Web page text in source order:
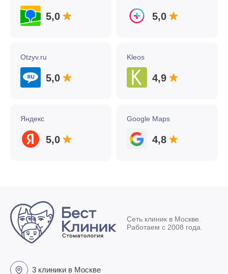
5,0 5,0
Otzyv.ru
5,0
Kleos
4,9
Яндекс
5,0
Google Maps
4,8
Сеть клиник в Москве.
Работаем с 2008 года.
3 клиники в Москве